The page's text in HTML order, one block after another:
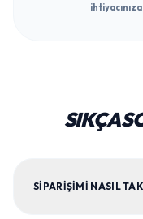
SIKÇA
SIPARIŞIMI NASIL